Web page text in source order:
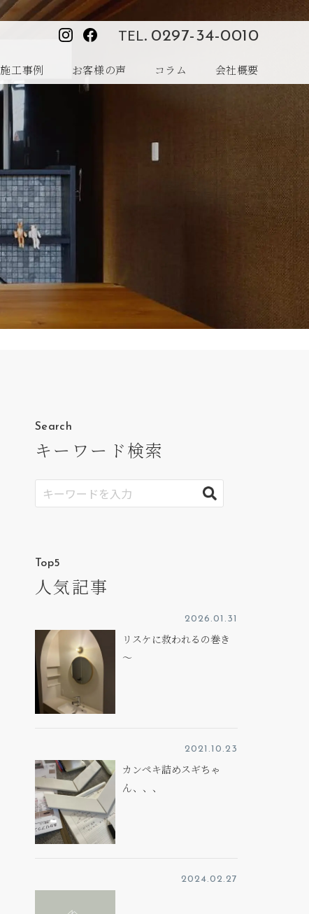
TEL. 0297-34-0010
施工事例 お客様の声 コラム 会社概要
Search
キーワード検索
Top5
人気記事
2026.01.31
リスケに救われるの巻き
～
2021.10.23
カンペキ詰めスギちゃ
ん、、、
2024.02.27